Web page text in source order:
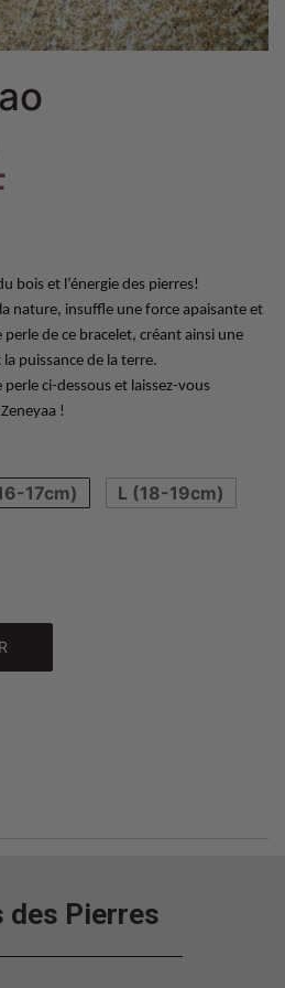
bois et l’énergie des pierres!
nature, insuffle une force apaisante et
de ce bracelet, créant ainsi une
puissance de la terre.
ci-dessous et laissez-vous
!
17cm) L (18-19cm)
des Pierres